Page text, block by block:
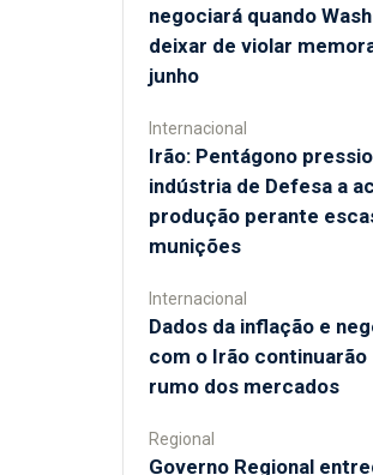
negociará quando
deixar de violar
junho
Internacional
Irão: Pentágono
indústria de Defesa a
produção perante
munições
Internacional
Dados da inflação e
com o Irão continuarão
rumo dos mercados
Regional
Governo Regional